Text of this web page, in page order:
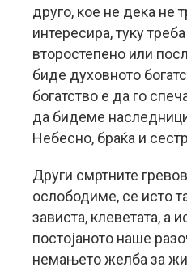
друго, кое не дека не
интересира, туку
второстепено или
биде духовното
богатство е да го
да бидеме
Небесно, браќа и
Други смртните
ослободиме, се исто
зависта, клеветата, а
постојаното наше
немањето желба за